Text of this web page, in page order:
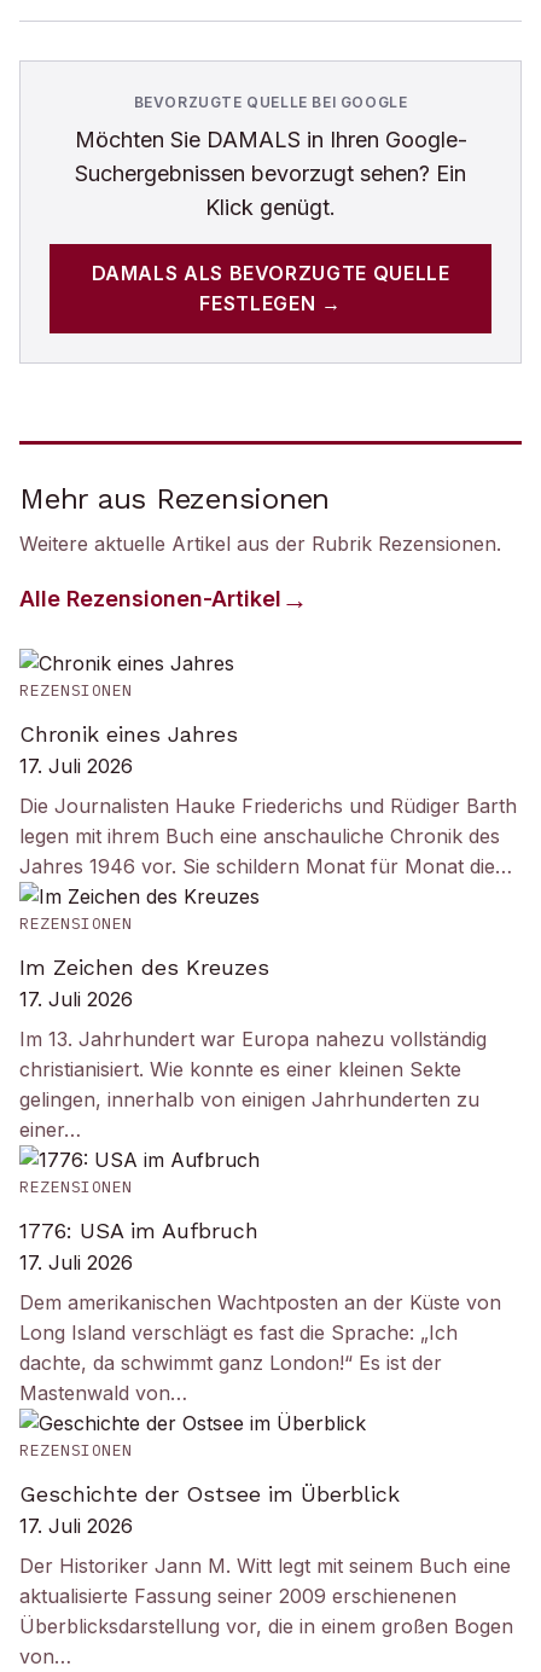
BEVORZUGTE QUELLE BEI GOOGLE
Möchten Sie DAMALS in Ihren Google-
Suchergebnissen bevorzugt sehen? Ein
Klick genügt.
DAMALS ALS BEVORZUGTE QUELLE
FESTLEGEN →
Mehr aus Rezensionen
Weitere aktuelle Artikel aus der Rubrik Rezensionen.
Alle Rezensionen-Artikel
REZENSIONEN
Chronik eines Jahres
17. Juli 2026
Die Journalisten Hauke Friederichs und Rüdiger Barth
legen mit ihrem Buch eine anschauliche Chronik des
Jahres 1946 vor. Sie schildern Monat für Monat die…
REZENSIONEN
Im Zeichen des Kreuzes
17. Juli 2026
Im 13. Jahrhundert war Europa nahezu vollständig
christianisiert. Wie konnte es einer kleinen Sekte
gelingen, innerhalb von einigen Jahrhunderten zu
einer…
REZENSIONEN
1776: USA im Aufbruch
17. Juli 2026
Dem amerikanischen Wachtposten an der Küste von
Long Island verschlägt es fast die Sprache: „Ich
dachte, da schwimmt ganz London!“ Es ist der
Mastenwald von…
REZENSIONEN
Geschichte der Ostsee im Überblick
17. Juli 2026
Der Historiker Jann M. Witt legt mit seinem Buch eine
aktualisierte Fassung seiner 2009 erschienenen
Überblicksdarstellung vor, die in einem großen Bogen
von…